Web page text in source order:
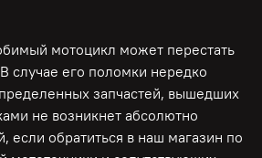
мотоцикл может перестать
случае его поломки нередко
запчастей, вышедших
не возникнет абсолютно
если обратиться в наш магазин по